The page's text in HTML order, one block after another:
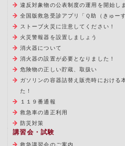
違反対象物の公表制度の運用を開始し
全国版救急受診アプリ「Ｑ助（きゅーす
ストーブ火災に注意してください！
火災警報器を設置しましょう
消火器について
消火器の設置が必要となりました！
危険物の正しい貯蔵、取扱い
ガソリンの容器詰替え販売時における
た！
１１９番通報
救急車の適正利用
防災対策
講習会・試験
救急講習会のご案内